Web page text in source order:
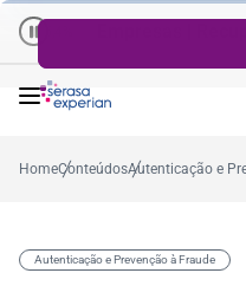
-5,4% Empresas |
no ano
HomeConteúdosAutenticação e
Autenticação e Prevenção à Fraude